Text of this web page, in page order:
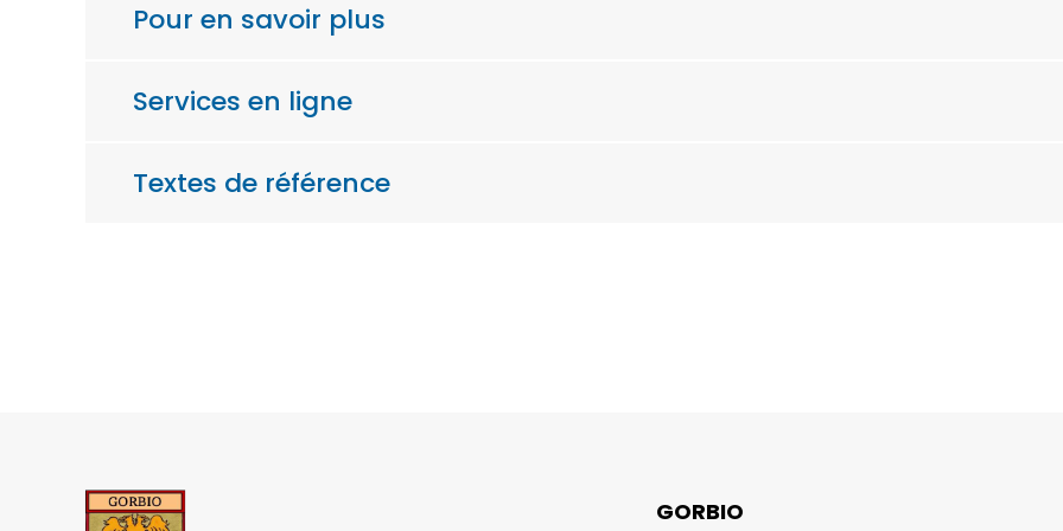
Pour en savoir plus
Services en ligne
Textes de référence
GORBIO